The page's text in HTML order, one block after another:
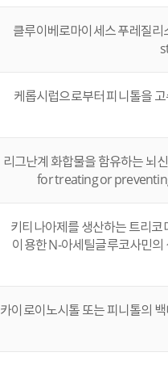
클루이베로마이세스 푸레질
케롭시럽으로부터 피니톨을
리그난계 화합물을 함유하는
for treating or
키티나아제를 생산하는 트리
이용한 N-아세틸글루코사민
카이로이노시톨 또는 피니톨의